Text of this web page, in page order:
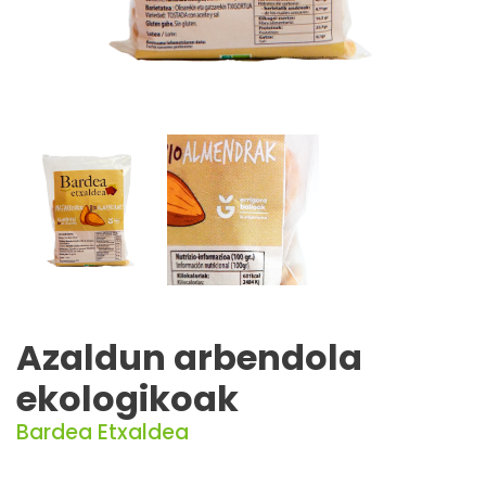
Azaldun arbendola
ekologikoak
Bardea Etxaldea